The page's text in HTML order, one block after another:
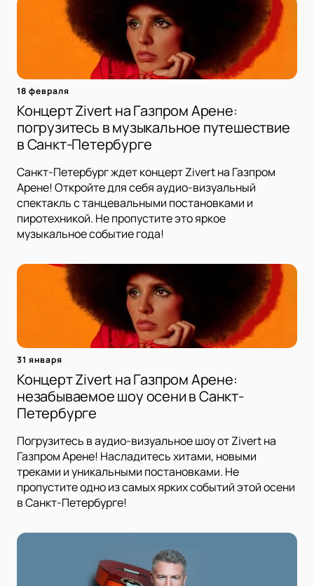
18 февраля
Концерт Zivert на Газпром Арене:
погрузитесь в музыкальное путешествие
в Санкт-Петербурге
Санкт-Петербург ждет концерт Zivert на Газпром
Арене! Откройте для себя аудио-визуальный
спектакль с танцевальными постановками и
пиротехникой. Не пропустите это яркое
музыкальное событие года!
31 января
Концерт Zivert на Газпром Арене:
незабываемое шоу осени в Санкт-
Петербурге
Погрузитесь в аудио-визуальное шоу от Zivert на
Газпром Арене! Насладитесь хитами, новыми
треками и уникальными постановками. Не
пропустите одно из самых ярких событий этой осени
в Санкт-Петербурге!